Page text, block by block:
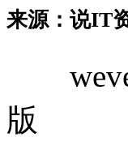
来源：说IT
版